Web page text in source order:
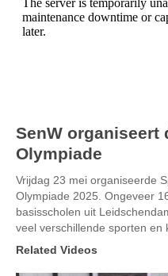
SenW organiseert
Olympiade
Vrijdag 23 mei organiseerde
Olympiade 2025. Ongeveer
basisscholen uit
veel verschillende sporten en
Related Videos